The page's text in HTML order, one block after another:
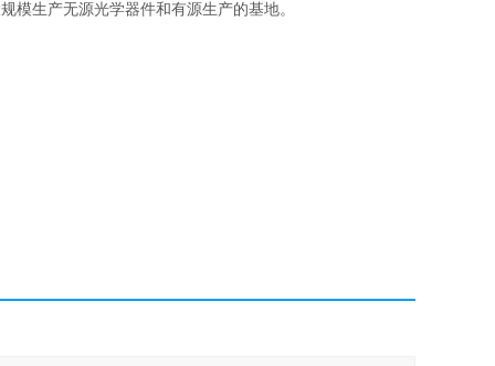
模生产无源光学器件和有源生产的基地。